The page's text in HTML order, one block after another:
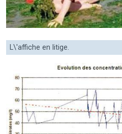
L\'affiche en litige.